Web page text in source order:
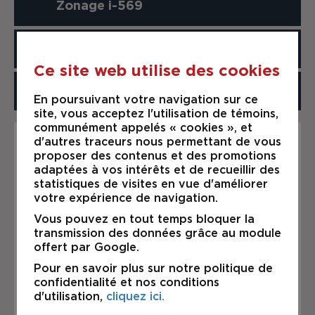
Zonage i-569
Description
À Blainville, disponible
Immédiatement Local Industriel de
3198 p.c.,
1 porte niveau sol 14*14,
Loyer net de 16.50$ + le loyer
additionnel 5.00$ le p.c. +
chauffage et électricité.
Ce site web utilise des cookies
En poursuivant votre navigation sur ce
site, vous acceptez l'utilisation de témoins,
communément appelés « cookies », et
d'autres traceurs nous permettant de vous
proposer des contenus et des promotions
adaptées à vos intérêts et de recueillir des
statistiques de visites en vue d'améliorer
votre expérience de navigation.
Vous pouvez en tout temps bloquer la
transmission des données grâce au module
offert par Google.
Pour en savoir plus sur notre politique de
confidentialité et nos conditions
d'utilisation, cliquez ici.